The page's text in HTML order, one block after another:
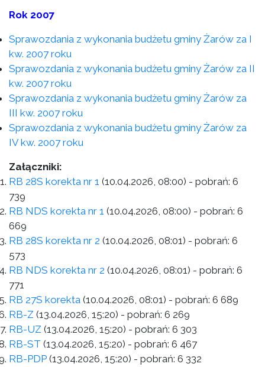
Rok 2007
Sprawozdania z wykonania budżetu gminy Żarów za I
kw. 2007 roku
Sprawozdania z wykonania budżetu gminy Żarów za II
kw. 2007 roku
Sprawozdania z wykonania budżetu gminy Żarów za
III kw. 2007 roku
Sprawozdania z wykonania budżetu gminy Żarów za
IV kw. 2007 roku
Załączniki:
RB 28S korekta nr 1 (10.04.2026, 08:00) - pobrań: 6
739
RB NDS korekta nr 1 (10.04.2026, 08:00) - pobrań: 6
669
RB 28S korekta nr 2 (10.04.2026, 08:01) - pobrań: 6
573
RB NDS korekta nr 2 (10.04.2026, 08:01) - pobrań: 6
771
RB 27S korekta (10.04.2026, 08:01) - pobrań: 6 689
RB-Z (13.04.2026, 15:20) - pobrań: 6 269
RB-UZ (13.04.2026, 15:20) - pobrań: 6 303
RB-ST (13.04.2026, 15:20) - pobrań: 6 467
RB-PDP (13.04.2026, 15:20) - pobrań: 6 332